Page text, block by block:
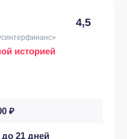
4,5
историей
₽
до 21 дней